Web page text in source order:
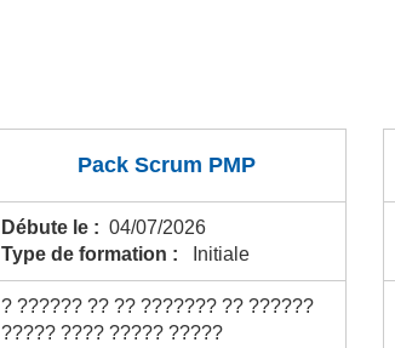
Pack Scrum PMP
Débute le : 04/07/2026
Type de formation :
Initiale
? ?????? ?? ?? ??????? ?? ??????
????? ???? ????? ?????